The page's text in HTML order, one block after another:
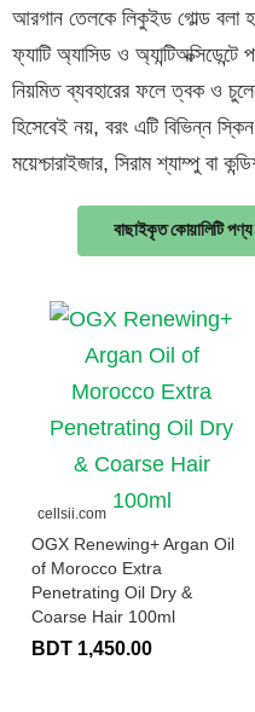
আরগান তেলকে লিকুইড গোল্ড বলা
ফ্যাটি অ্যাসিড ও অ্যান্টিঅক্সিডেন্টে
নিয়মিত ব্যবহারের ফলে ত্বক ও
হিসেবেই নয়, বরং এটি বিভিন্ন
ময়েশ্চারাইজার, সিরাম শ্যাম্পু বা
বাছাইকৃত কোয়ালিটি
cellsii.com
OGX Renewing+ Argan Oil
of Morocco Extra
Penetrating Oil Dry &
Coarse Hair 100ml
BDT 1,450.00